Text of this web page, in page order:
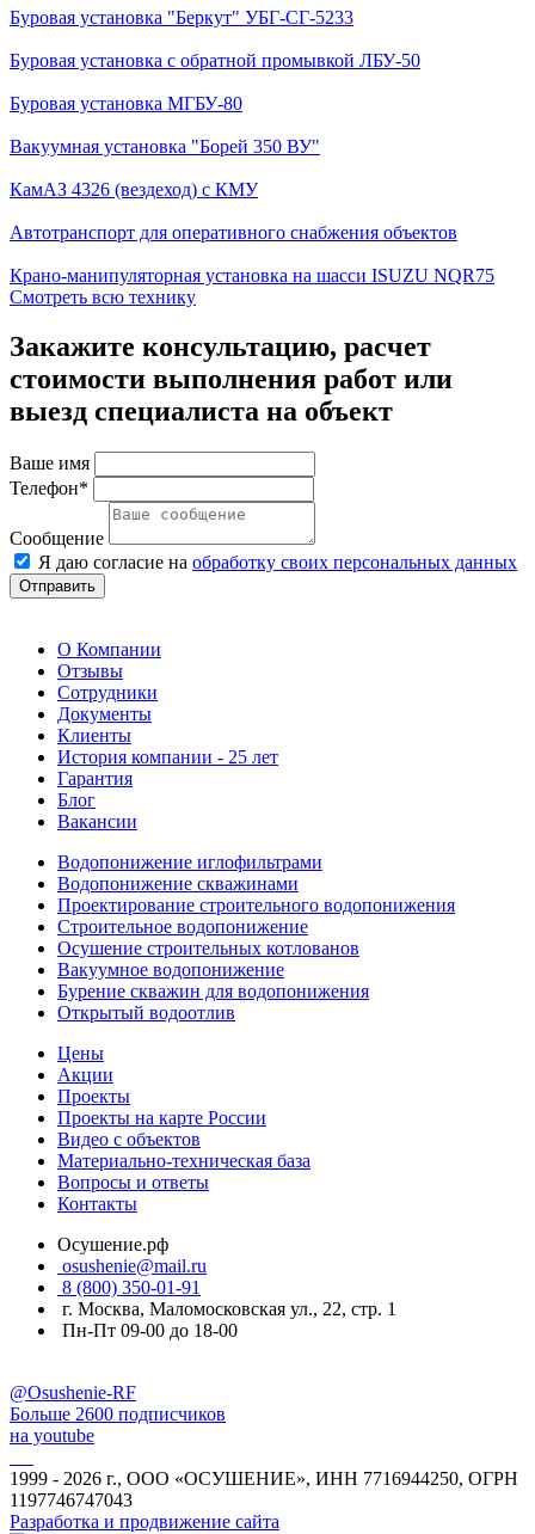
Буровая установка "Беркут" УБГ-СГ-5233
Буровая установка с обратной промывкой ЛБУ-50
Буровая установка МГБУ-80
Вакуумная установка "Борей 350 ВУ"
КамАЗ 4326 (вездеход) с КМУ
Автотранспорт для оперативного снабжения объектов
Крано-манипуляторная установка на шасси ISUZU NQR75
Смотреть всю технику
Закажите консультацию, расчет
стоимости выполнения работ или
выезд специалиста на объект
Ваше имя
Телефон*
Сообщение
Я даю согласие на обработку своих персональных данных
Отправить
О Компании
Отзывы
Сотрудники
Документы
Клиенты
История компании - 25 лет
Гарантия
Блог
Вакансии
Водопонижение иглофильтрами
Водопонижение скважинами
Проектирование строительного водопонижения
Строительное водопонижение
Осушение строительных котлованов
Вакуумное водопонижение
Бурение скважин для водопонижения
Открытый водоотлив
Цены
Акции
Проекты
Проекты на карте России
Видео с объектов
Материально-техническая база
Вопросы и ответы
Контакты
Осушение.рф
osushenie@mail.ru
8 (800) 350-01-91
г. Москва, Маломосковская ул., 22, стр. 1
Пн-Пт 09-00 до 18-00
@Osushenie-RF
Больше 2600 подписчиков
на youtube
1999 - 2026 г., ООО «ОСУШЕНИЕ», ИНН 7716944250, ОГРН
1197746747043
Разработка и продвижение сайта